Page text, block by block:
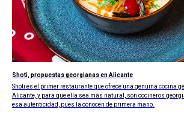
Shoti, propuestas georgianas en Alicante
Shoti es el primer restaurante que ofrece una genuina cocina
Alicante, y para que ella sea más natural, son cocineros
esa autenticidad, pues la conocen de primera mano.